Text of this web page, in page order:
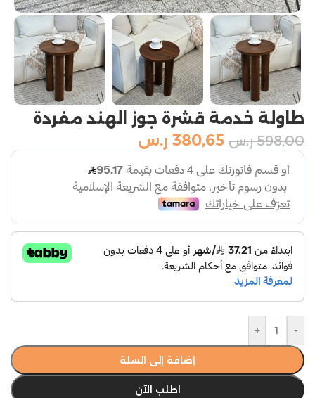
طاولة خدمة قشرة جوز الهند مفردة
598,00 ر.س 380,65 ر.س
-
+
إضافة إلى السلة
اطلب الآن